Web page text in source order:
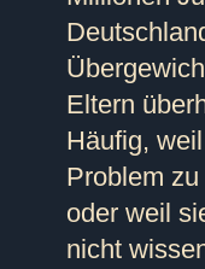
Eltern
Häufig,
Problem
oder weil
nicht